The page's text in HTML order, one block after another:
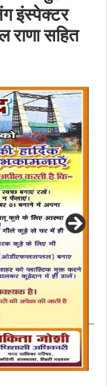
इंस्पेक्टर
राणा सहित